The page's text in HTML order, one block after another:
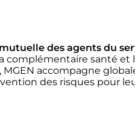
des agents du
complémentaire santé
accompagne
des risques pour